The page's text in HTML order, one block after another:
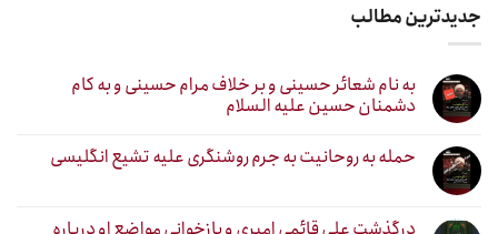
جدیدترین مطالب
به نام شعائر حسینی و بر خلاف مرام حسینی و به کام
دشمنان حسین علیه السلام
حمله به روحانیت به جرم روشنگری علیه تشیع انگلیسی